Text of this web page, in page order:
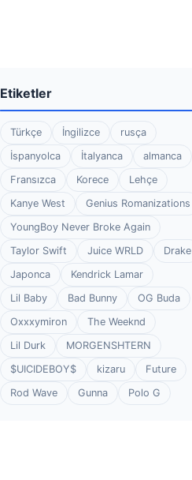
Etiketler
Türkçe İngilizce
rusça
İspanyolca
İtalyanca
almanca
Fransızca
Korece
Lehçe
Kanye West
Genius Romanizations
YoungBoy Never Broke Again
Taylor Swift
Juice WRLD
Drake
Japonca
Kendrick Lamar
Lil Baby
Bad Bunny
OG Buda
Oxxxymiron
The Weeknd
Lil Durk
MORGENSHTERN
$UICIDEBOY$
kizaru
Future
Rod Wave
Gunna Polo G